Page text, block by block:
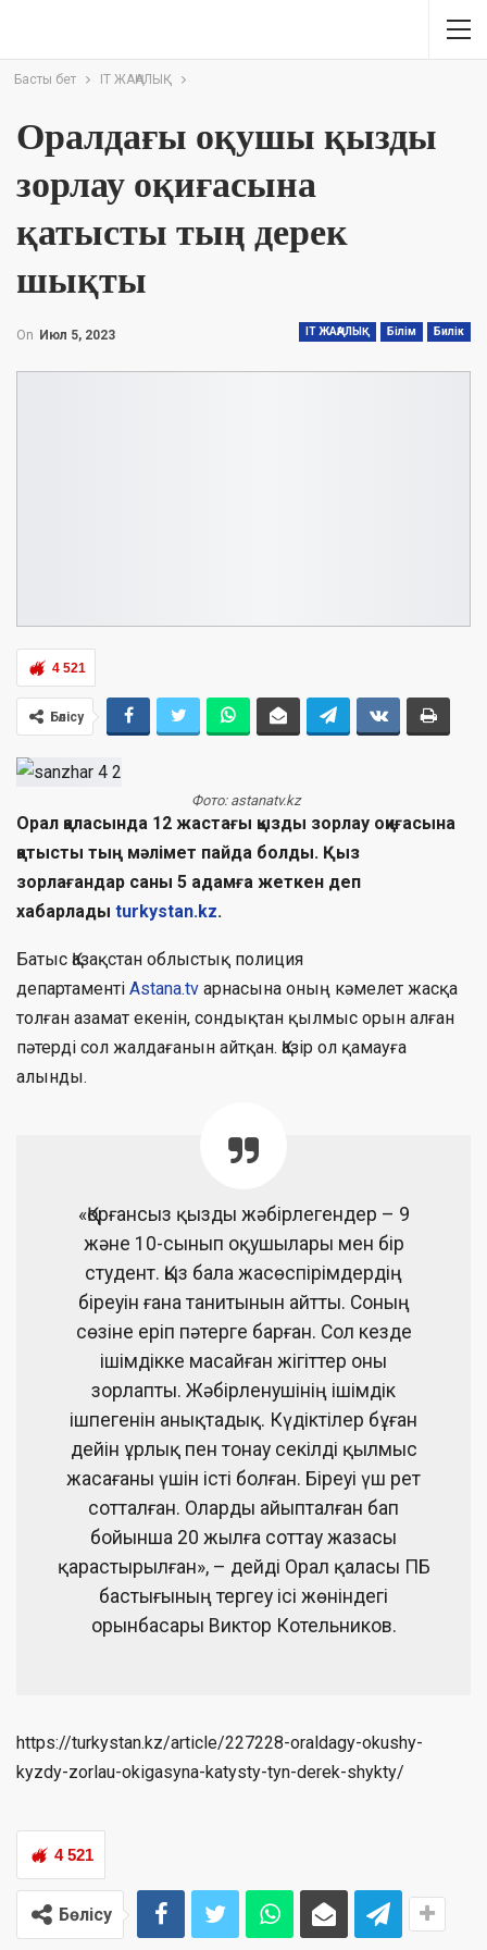
Басты бет IT ЖАҢАЛЫҚ
Оралдағы оқушы қызды
зорлау оқиғасына
қатысты тың дерек
шықты
IT ЖАҢАЛЫҚ Білім Билік
On Июл 5, 2023
4 521
Бөлісу
Фото: astanatv.kz
Орал қаласында 12 жастағы қызды зорлау оқиғасына
қатысты тың мәлімет пайда болды. Қыз
зорлағандар саны 5 адамға жеткен деп
хабарлады turkystan.kz.
Батыс Қазақстан облыстық полиция
департаменті Astana.tv арнасына оның кәмелет жасқа
толған азамат екенін, сондықтан қылмыс орын алған
пәтерді сол жалдағанын айтқан. Қазір ол қамауға
алынды.
«Қорғансыз қызды жәбірлегендер – 9
және 10-сынып оқушылары мен бір
студент. Қыз бала жасөспірімдердің
біреуін ғана танитынын айтты. Соның
сөзіне еріп пәтерге барған. Сол кезде
ішімдікке масайған жігіттер оны
зорлапты. Жәбірленушінің ішімдік
ішпегенін анықтадық. Күдіктілер бұған
дейін ұрлық пен тонау секілді қылмыс
жасағаны үшін істі болған. Біреуі үш рет
сотталған. Оларды айыпталған бап
бойынша 20 жылға соттау жазасы
қарастырылған», – дейді Орал қаласы ПБ
бастығының тергеу ісі жөніндегі
орынбасары Виктор Котельников.
https://turkystan.kz/article/227228-oraldagy-okushy-
kyzdy-zorlau-okigasyna-katysty-tyn-derek-shykty/
4 521
Бөлісу